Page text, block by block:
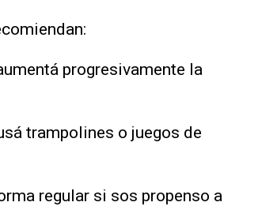
progresivamente la
trampolines o juegos de
regular si sos propenso a